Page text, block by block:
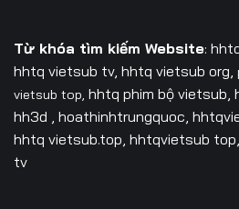
Từ khóa tìm kiếm Website:
hhtq vietsub tv, hhtq vietsub org,
vietsub top, hhtq phim bộ vietsub,
hh3d , hoathinhtrungquoc,
hhtq vietsub.top, hhtqvietsub
tv